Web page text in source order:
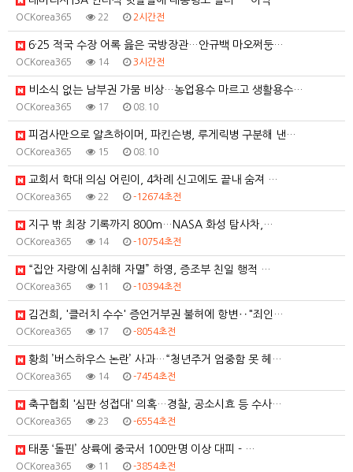
OCKorea365 22 2시간전
6·25 적국 수장 어록 읊은 국방장관…안규백 마오쩌둥…
OCKorea365 14 3시간전
비소식 없는 남부권 가뭄 비상…농업용수 마르고 생활용수…
OCKorea365 17 08.10
피검사만으로 알츠하이머, 파킨슨병, 루게릭병 구분해 낸…
OCKorea365 15 08.10
교회서 학대 의심 어린이, 4차례 신고에도 끝내 숨져 …
OCKorea365 22 -12674초전
지구 밖 최장 기록까지 800m…NASA 화성 탐사차,…
OCKorea365 14 -10754초전
“집안 자랑에 심취해 자멸” 하영, 증조부 친일 행적 …
OCKorea365 11 -10394초전
김건희, '클러치 수수' 증언거부권 불허에 항변‥"죄인…
OCKorea365 17 -8054초전
황희 ’버스하우스 논란’ 사과…“청년주거 엄중함 못 헤…
OCKorea365 14 -7454초전
축구협회 '심판 성접대' 의혹…경찰, 공소시효 등 수사…
OCKorea365 23 -6554초전
태풍 ‘돌핀’ 상륙에 중국서 100만명 이상 대피 - …
OCKorea365 11 -3854초전